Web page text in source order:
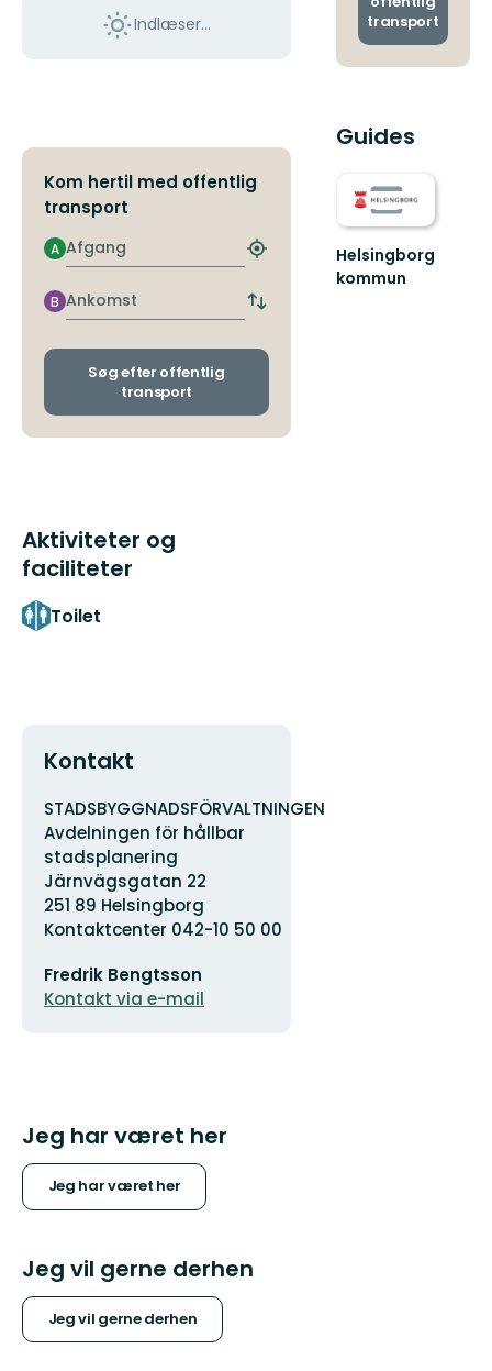
Indlæser...
Kom hertil med offentlig
transport
Afgang
A
Find
nærmeste
stoppested
Ankomst
B
Skift
og
Søg efter offentlig
transport
Aktiviteter og
faciliteter
Toilet
Kontakt
Adresse
STADSBYGGNADSFÖRVALTNINGEN
Avdelningen för hållbar
stadsplanering
Järnvägsgatan 22
251 89 Helsingborg
Kontaktcenter 042-10 50 00
mailadresse
Fredrik Bengtsson
Kontakt via e-mail
Jeg har været her
Jeg har været her
Jeg vil gerne derhen
Jeg vil gerne derhen
transport
Guides
Helsingborg
kommun